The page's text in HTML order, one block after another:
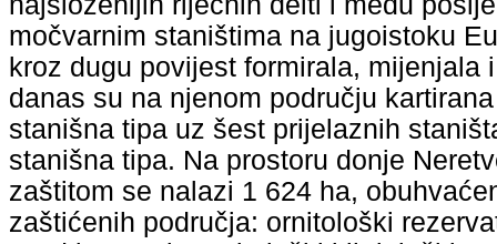
močvarnim staništima na jugoistoku
kroz dugu povijest formirala, mijenjala
danas su na njenom području
stanišna tipa uz šest prijelaznih
stanišna tipa. Na prostoru donje
zaštitom se nalazi 1 624 ha,
zaštićenih područja: ornitološki